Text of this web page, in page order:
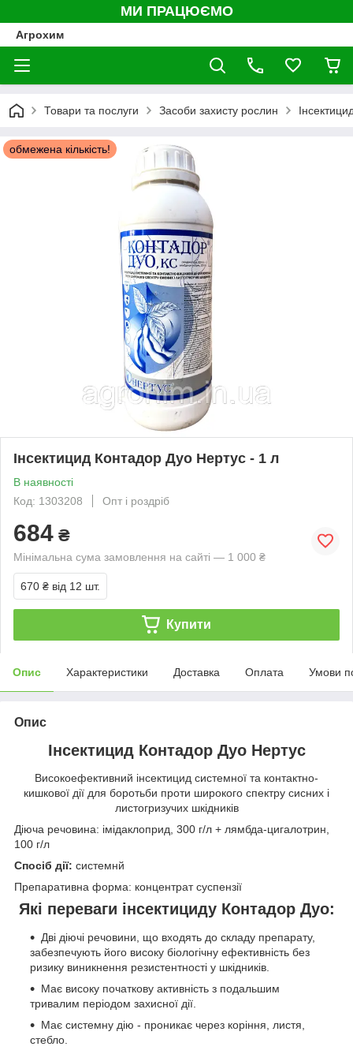
МИ ПРАЦЮЄМО
Агрохим
Товари та послуги Засоби захисту рослин
обмежена кількість!
Інсектицид Контадор Дуо Нертус - 1 л
В наявності
Код: 1303208
Опт і роздріб
684 ₴
Мінімальна сума замовлення на сайті — 1 000 ₴
670 ₴ від 12 шт.
Купити
Опис Характеристики Доставка Оплата Умови
Опис
Інсектицид Контадор Дуо Нертус
Високоефективний інсектицид системної та контактно-
кишкової дії для боротьби проти широкого спектру сисних і
листогризучих шкідників
Діюча речовина: імідаклоприд, 300 г/л + лямбда-цигалотрин,
100 г/л
Спосіб дії: системнй
Препаративна форма: концентрат суспензії
Які переваги інсектициду Контадор Дуо:
Дві діючі речовини, що входять до складу препарату,
забезпечують його високу біологічну ефективність без
ризику виникнення резистентності у шкідників.
Має високу початкову активність з подальшим
тривалим періодом захисної дії.
Має системну дію - проникає через коріння, листя,
стебло.